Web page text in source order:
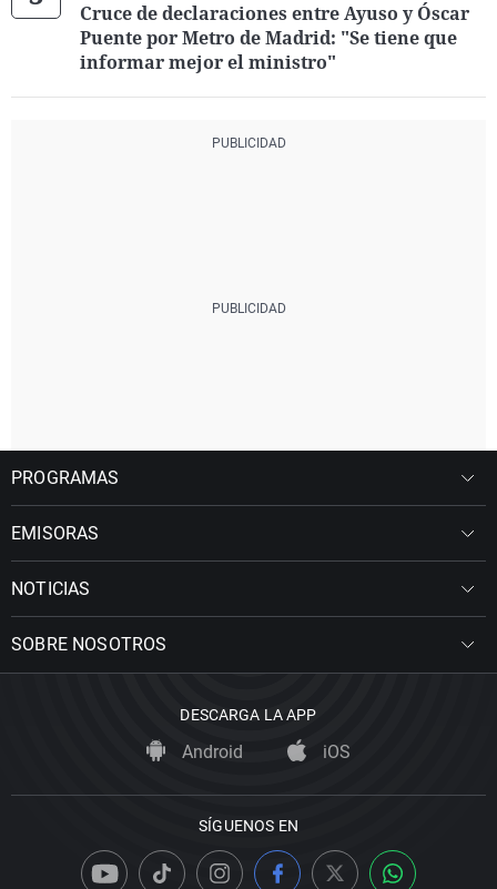
Cruce de declaraciones entre Ayuso y Óscar
Puente por Metro de Madrid: "Se tiene que
informar mejor el ministro"
PROGRAMAS
EMISORAS
NOTICIAS
SOBRE NOSOTROS
DESCARGA LA APP
Android iOS
SÍGUENOS EN